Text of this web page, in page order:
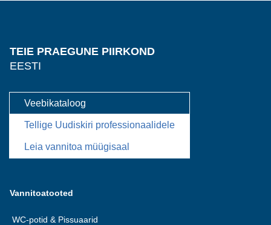
TEIE PRAEGUNE PIIRKOND
EESTI
Veebikataloog
Tellige Uudiskiri professionaalidele
Leia vannitoa müügisaal
Vannitoatooted
WC-potid & Pissuaarid